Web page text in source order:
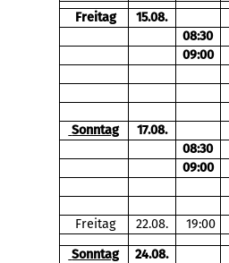
Freitag
15.08.
08:30
09:00
Sonntag 17.08.
08:30
09:00
Freitag 22.08. 19:00
Sonntag
24.08.